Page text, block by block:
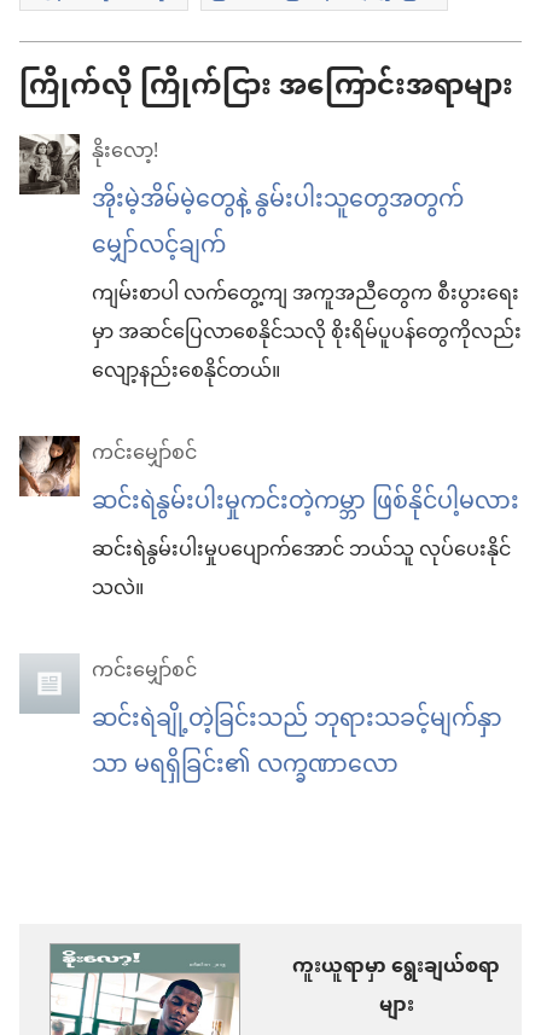
ကြိုက်လို ကြိုက်ငြား အကြောင်းအရာများ
နိုးလော့!
အိုးမဲ့အိမ်မဲ့တွေနဲ့ နွမ်းပါးသူတွေအတွက်
မျှော်လင့်ချက်
ကျမ်းစာပါ လက်တွေ့ကျ အကူအညီတွေက စီးပွားရေး
မှာ အဆင်ပြေလာစေနိုင်သလို စိုးရိမ်ပူပန်တွေကိုလည်း
လျော့နည်းစေနိုင်တယ်။
ကင်းမျှော်စင်
ဆင်းရဲနွမ်းပါးမှုကင်းတဲ့ကမ္ဘာ ဖြစ်နိုင်ပါ့မလား
ဆင်းရဲနွမ်းပါးမှုပပျောက်အောင် ဘယ်သူ လုပ်ပေးနိုင်
သလဲ။
ကင်းမျှော်စင်
ဆင်းရဲချို့တဲ့ခြင်းသည် ဘုရားသခင့်မျက်နှာ
သာ မရရှိခြင်း၏ လက္ခဏာလော
ကူးယူရာမှာ ရွေးချယ်စရာ
များ